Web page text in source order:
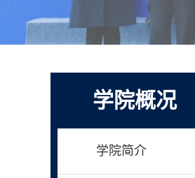
学院概况
学院简介